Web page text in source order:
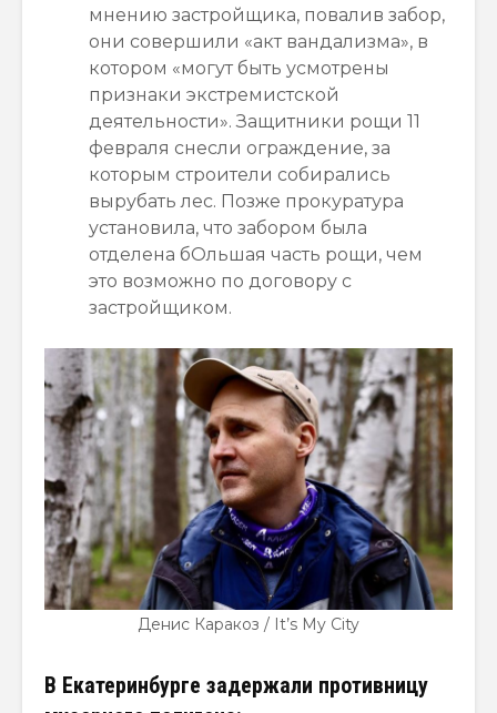
мнению застройщика, повалив забор,
они совершили «акт вандализма», в
котором «могут быть усмотрены
признаки экстремистской
деятельности». Защитники рощи 11
февраля снесли ограждение, за
которым строители собирались
вырубать лес. Позже прокуратура
установила, что забором была
отделена бОльшая часть рощи, чем
это возможно по договору с
застройщиком.
Денис Каракоз / It’s My City
В Екатеринбурге задержали противницу